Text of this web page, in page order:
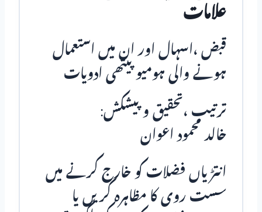
علامات
قبض ،اسہال اور ان میں استعمال
ہونے والی ہومیو پیتھی ادویات
ترتیب ،تحقیق و پیشکش:
خالد محمود اعوان
انتڑیاں فضلات کو خارج کرنے میں
سست روی کا مظاہرہ کریں یا